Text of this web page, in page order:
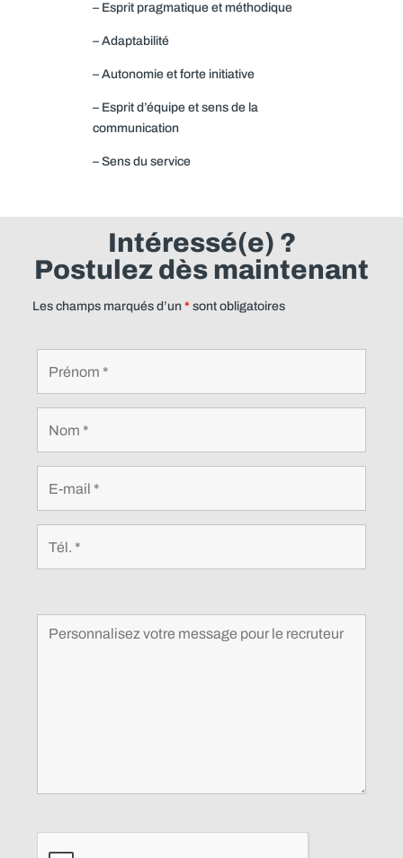
– Esprit pragmatique et méthodique
– Adaptabilité
– Autonomie et forte initiative
– Esprit d’équipe et sens de la
communication
– Sens du service
Intéressé(e) ?
Postulez dès maintenant
Les champs marqués d’un * sont obligatoires